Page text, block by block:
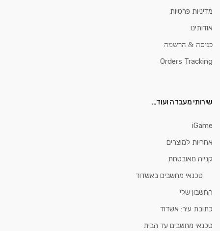
מדיניות פרטיות
אודותינו
כניסה & הרשמה
Orders Tracking
שירותי מעבדה ועוד…
iGame
אחריות למוצרים
קנייה מאובטחת
טכנאי מחשבים באשדוד
החשבון שלי
כתובת עיר: אשדוד
טכנאי מחשבים עד הבית